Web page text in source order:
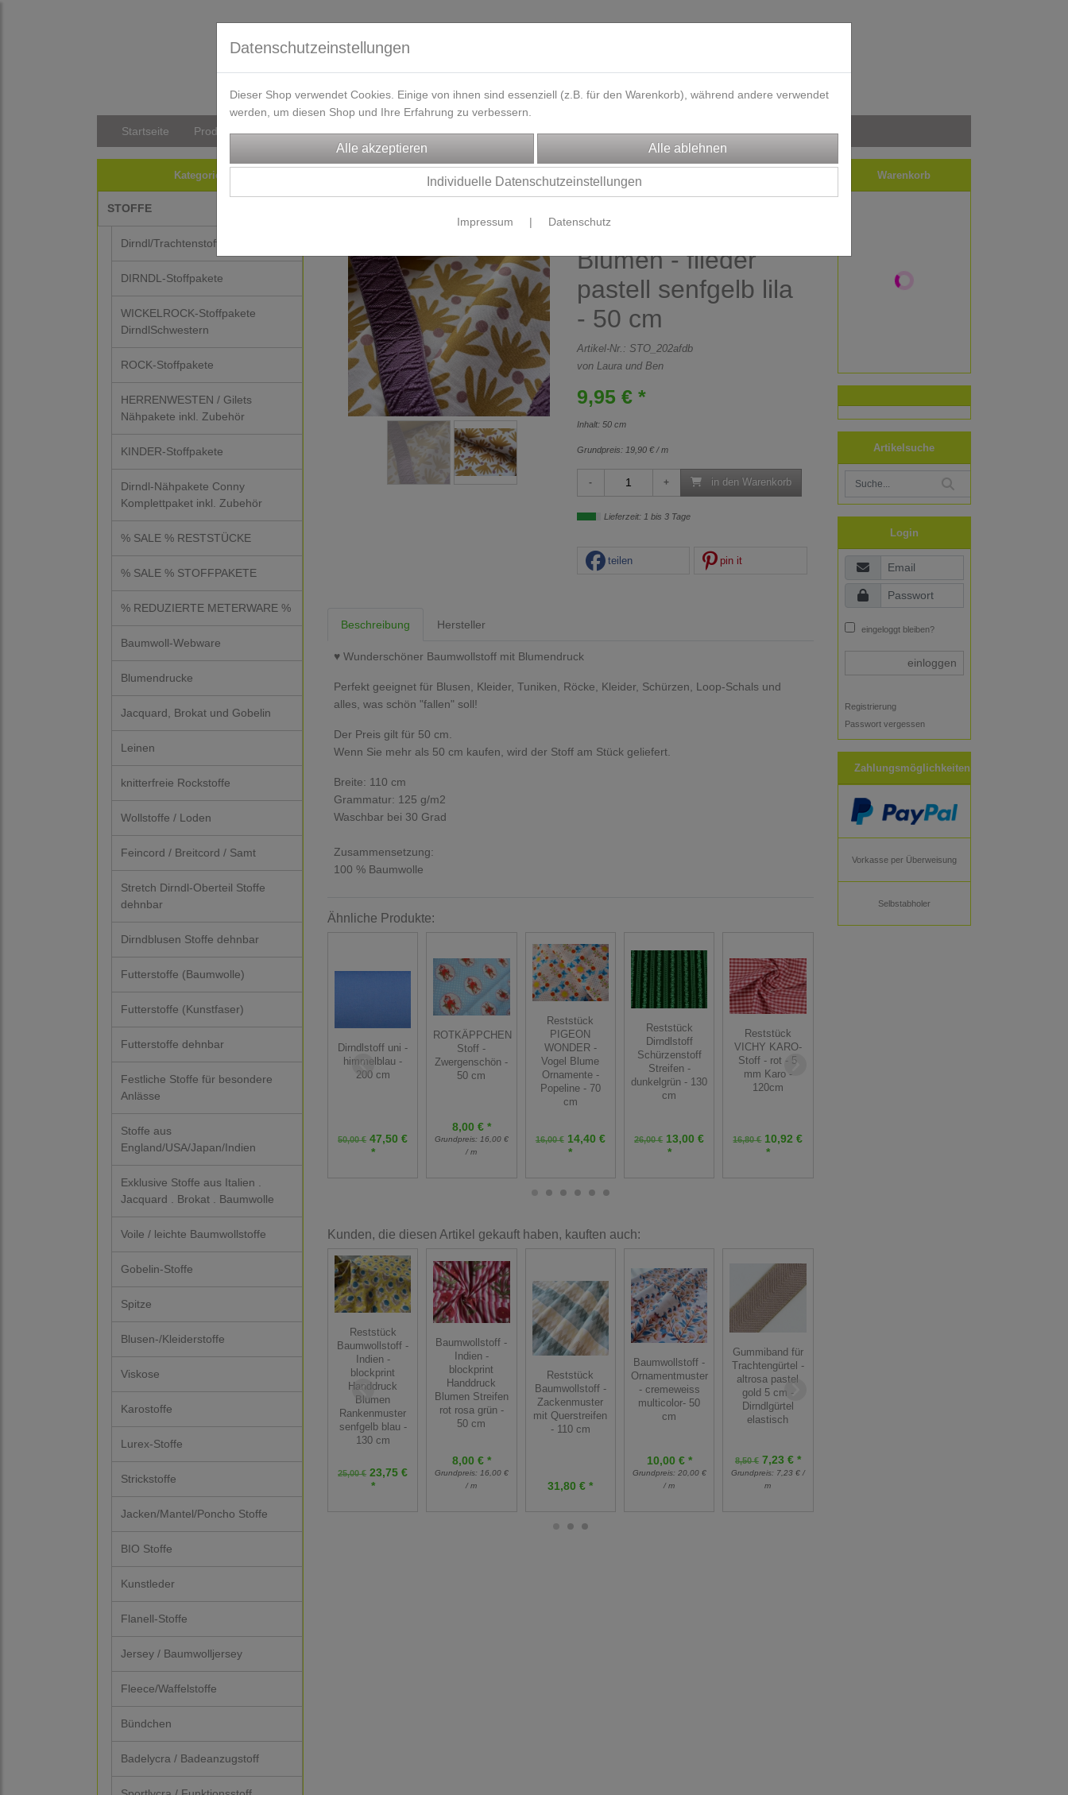
Startseite Produkte Versandkosten/Lieferzeit Kontakt / Öffnungszeiten Gutscheine Designbeispiele Impressum
Kategorien
STOFFE
Dirndl/Trachtenstoffe
DIRNDL-Stoffpakete
WICKELROCK-Stoffpakete
DirndlSchwestern
ROCK-Stoffpakete
HERRENWESTEN / Gilets
Nähpakete inkl. Zubehör
KINDER-Stoffpakete
Dirndl-Nähpakete Conny
Komplettpaket inkl. Zubehör
% SALE % RESTSTÜCKE
% SALE % STOFFPAKETE
% REDUZIERTE METERWARE %
Baumwoll-Webware
Blumendrucke
Jacquard, Brokat und Gobelin
Leinen
knitterfreie Rockstoffe
Wollstoffe / Loden
Feincord / Breitcord / Samt
Stretch Dirndl-Oberteil Stoffe
dehnbar
Dirndblusen Stoffe dehnbar
Futterstoffe (Baumwolle)
Futterstoffe (Kunstfaser)
Futterstoffe dehnbar
Festliche Stoffe für besondere
Anlässe
Stoffe aus
England/USA/Japan/Indien
Exklusive Stoffe aus Italien .
Jacquard . Brokat . Baumwolle
Voile / leichte Baumwollstoffe
Gobelin-Stoffe
Spitze
Blusen-/Kleiderstoffe
Viskose
Karostoffe
Lurex-Stoffe
Strickstoffe
Jacken/Mantel/Poncho Stoffe
BIO Stoffe
Kunstleder
Flanell-Stoffe
Jersey / Baumwolljersey
Fleece/Waffelstoffe
Bündchen
Badelycra / Badeanzugstoff
STOFFE Blusen-/Kleiderstoffe
Baumwollstoff -
Blumen - flieder
pastell senfgelb lila
- 50 cm
Artikel-Nr.: STO_202afdb
von Laura und Ben
9,95 € *
Inhalt: 50 cm
Grundpreis: 19,90 € / m
in den Warenkorb
Lieferzeit: 1 bis 3 Tage
teilen pin it
Beschreibung Hersteller
♥ Wunderschöner Baumwollstoff mit Blumendruck
Perfekt geeignet für Blusen, Kleider, Tuniken, Röcke, Kleider, Schürzen, Loop-Schals und
alles, was schön "fallen" soll!
Der Preis gilt für 50 cm.
Wenn Sie mehr als 50 cm kaufen, wird der Stoff am Stück geliefert.
Breite: 110 cm
Grammatur: 125 g/m2
Waschbar bei 30 Grad
Zusammensetzung:
100 % Baumwolle
Ähnliche Produkte:
Dirndlstoff uni -
himmelblau -
200 cm
50,00 € 47,50 €
*
ROTKÄPPCHEN
Stoff -
Zwergenschön -
50 cm
8,00 € *
Grundpreis: 16,00 €
/ m
Reststück
PIGEON
WONDER -
Vogel Blume
Ornamente -
Popeline - 70
cm
16,00 €14,40 €
*
Reststück
Dirndlstoff
Schürzenstoff
Streifen -
dunkelgrün - 130
cm
26,00 € 13,00 €
*
Reststück
VICHY KARO-
Stoff - rot - 5
mm Karo -
120cm
16,80 €10,92 €
*
Kunden, die diesen Artikel gekauft haben, kauften auch:
Reststück
Baumwollstoff -
Indien -
blockprint
Handdruck
Blumen
Rankenmuster
senfgelb blau -
130 cm
25,00 € 23,75 €
*
Baumwollstoff -
Indien -
blockprint
Handdruck
Blumen Streifen
rot rosa grün -
50 cm
8,00 € *
Grundpreis: 16,00 €
/ m
Reststück
Baumwollstoff -
Zackenmuster
mit Querstreifen
- 110 cm
31,80 € *
Baumwollstoff -
Ornamentmuster
- cremeweiss
multicolor- 50
cm
10,00 € *
Grundpreis: 20,00 €
/ m
Gummiband für
Trachtengürtel -
altrosa pastel
gold 5 cm -
Dirndlgürtel
elastisch
8,50 €7,23 € *
Grundpreis: 7,23 € /
m
Warenkorb
Artikelsuche
Login
eingeloggt bleiben?
einloggen
Registrierung
Passwort vergessen
Zahlungsmöglichkeiten
Vorkasse per Überweisung
Selbstabholer
Datenschutzeinstellungen
Dieser Shop verwendet Cookies. Einige von ihnen sind essenziell (z.B. für den Warenkorb), während andere verwendet
werden, um diesen Shop und Ihre Erfahrung zu verbessern.
Individuelle Datenschutzeinstellungen
Impressum | Datenschutz